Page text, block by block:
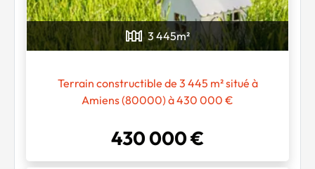
3 445m²
Terrain constructible de 3 445 m² situé à
Amiens (80000) à 430 000 €
430 000 €